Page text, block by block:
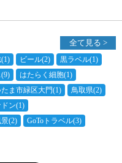
全て見る >
(1) ビール(2) 黒ラベル(1)
(9) はたらく細胞(1)
ま市緑区大門(1) 鳥取県(2)
ドン(1)
景(2) GoToトラベル(3)